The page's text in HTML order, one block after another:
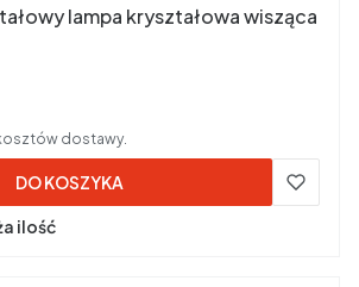
lampa kryształowa wisząca
dostawy.
DO KOSZYKA
ilość